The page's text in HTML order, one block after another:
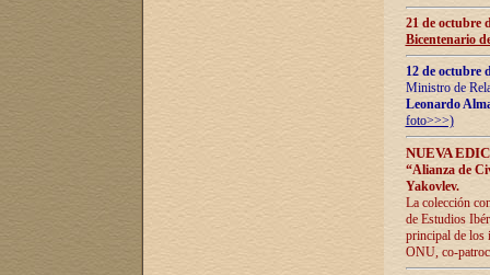
21 de octubre
Bicentenario
12 de octubre
Ministro de
Leonardo
foto>>>)
NUEVA
“Alianza de
Yakovlev.
La colección
de Estudios
principal de los
ONU, co-